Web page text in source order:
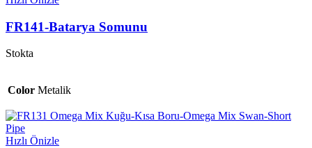
FR141-Batarya Somunu
Stokta
Color Metalik
Hızlı Önizle